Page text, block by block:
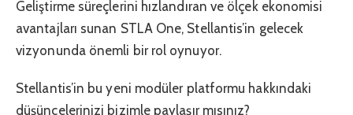
Geliştirme süreçlerini hızlandıran ve ölçek ekonomisi
avantajları sunan STLA One, Stellantis’in gelecek
vizyonunda önemli bir rol oynuyor.
Stellantis’in bu yeni modüler platformu hakkındaki
düşüncelerinizi bizimle paylaşır mısınız?